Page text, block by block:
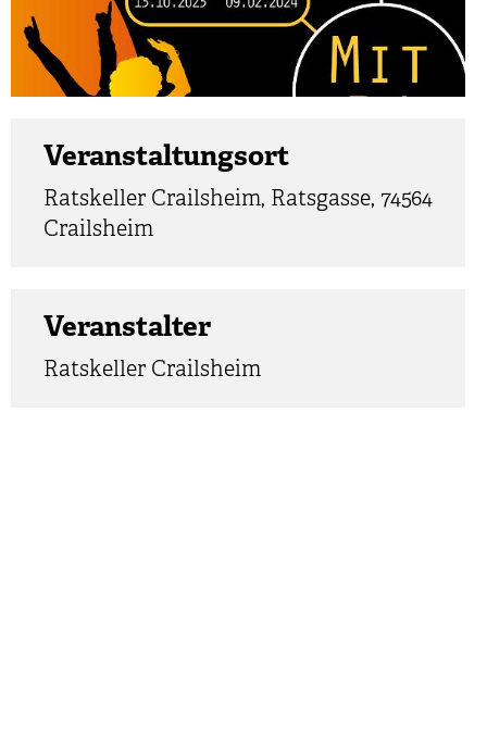
Veranstaltungsort
Ratskeller Crailsheim, Ratsgasse, 74564
Crailsheim
Veranstalter
Ratskeller Crailsheim